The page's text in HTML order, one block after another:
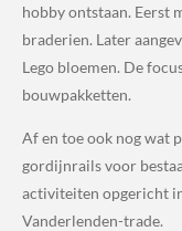
hobby ontstaan. Eerst
braderien. Later
Lego bloemen. De
bouwpakketten.
Af en toe ook nog wat
gordijnrails voor
activiteiten opgericht
Vanderlenden-trade.